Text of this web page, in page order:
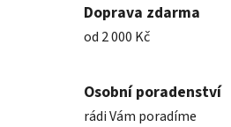
Doprava zdarma
od 2 000 Kč
Osobní poradenství
rádi Vám poradíme